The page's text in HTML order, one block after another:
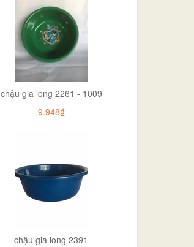
chậu gia long 2261 - 1009
9.948₫
chậu gia long 2391